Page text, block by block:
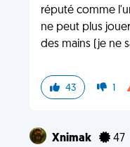
réputé comme
ne peut plus
des mains (je ne
43 1
Xnimak 47